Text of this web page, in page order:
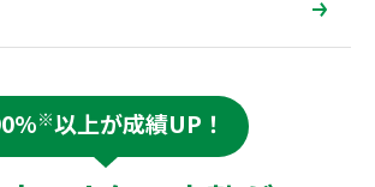
※以上が成績UP！